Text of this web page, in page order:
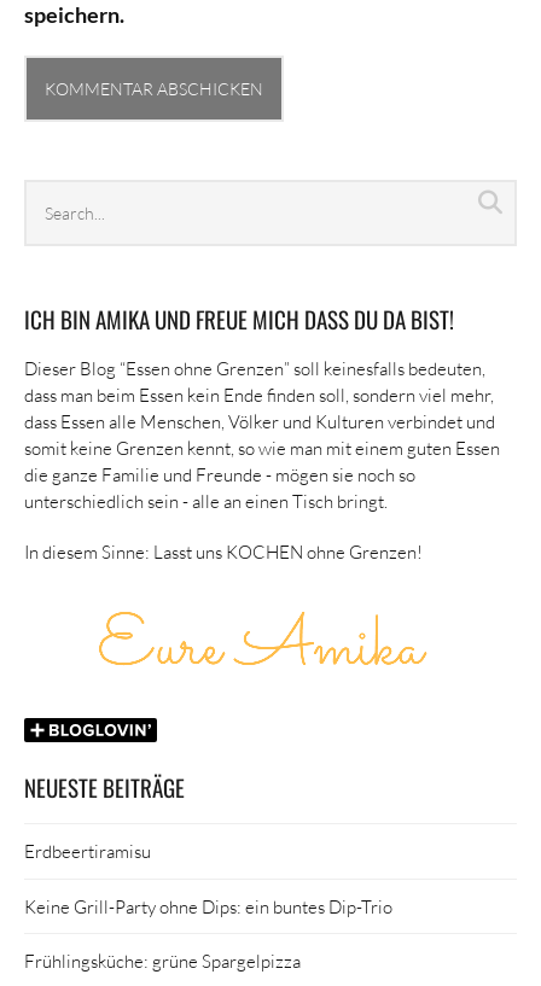
speichern.
archives
ICH BIN AMIKA UND FREUE MICH DASS DU DA BIST!
Dieser Blog “Essen ohne Grenzen” soll keinesfalls bedeuten,
dass man beim Essen kein Ende finden soll, sondern viel mehr,
dass Essen alle Menschen, Völker und Kulturen verbindet und
somit keine Grenzen kennt, so wie man mit einem guten Essen
die ganze Familie und Freunde - mögen sie noch so
unterschiedlich sein - alle an einen Tisch bringt.
In diesem Sinne: Lasst uns KOCHEN ohne Grenzen!
NEUESTE BEITRÄGE
Erdbeertiramisu
Keine Grill-Party ohne Dips: ein buntes Dip-Trio
Frühlingsküche: grüne Spargelpizza